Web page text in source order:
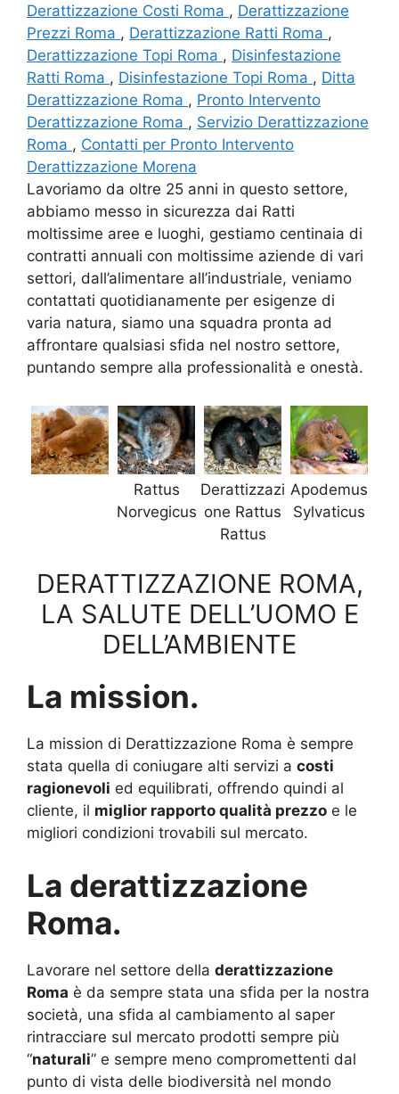
Derattizzazione Costi Roma , Derattizzazione
Prezzi Roma , Derattizzazione Ratti Roma ,
Derattizzazione Topi Roma , Disinfestazione
Ratti Roma , Disinfestazione Topi Roma , Ditta
Derattizzazione Roma , Pronto Intervento
Derattizzazione Roma , Servizio Derattizzazione
Roma , Contatti per Pronto Intervento
Derattizzazione Morena
Lavoriamo da oltre 25 anni in questo settore,
abbiamo messo in sicurezza dai Ratti
moltissime aree e luoghi, gestiamo centinaia di
contratti annuali con moltissime aziende di vari
settori, dall’alimentare all’industriale, veniamo
contattati quotidianamente per esigenze di
varia natura, siamo una squadra pronta ad
affrontare qualsiasi sfida nel nostro settore,
puntando sempre alla professionalità e onestà.
Rattus
Norvegicus
Derattizzazi
one Rattus
Rattus
Apodemus
Sylvaticus
DERATTIZZAZIONE ROMA,
LA SALUTE DELL’UOMO E
DELL’AMBIENTE
La mission.
La mission di Derattizzazione Roma è sempre
stata quella di coniugare alti servizi a costi
ragionevoli ed equilibrati, offrendo quindi al
cliente, il miglior rapporto qualità prezzo e le
migliori condizioni trovabili sul mercato.
La derattizzazione
Roma.
Lavorare nel settore della derattizzazione
Roma è da sempre stata una sfida per la nostra
società, una sfida al cambiamento al saper
rintracciare sul mercato prodotti sempre più
“naturali” e sempre meno compromettenti dal
punto di vista delle biodiversità nel mondo